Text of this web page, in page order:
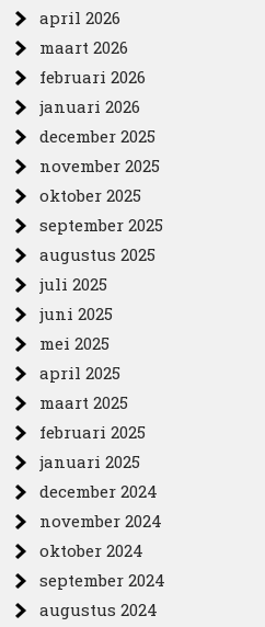
april 2026
maart 2026
februari 2026
januari 2026
december 2025
november 2025
oktober 2025
september 2025
augustus 2025
juli 2025
juni 2025
mei 2025
april 2025
maart 2025
februari 2025
januari 2025
december 2024
november 2024
oktober 2024
september 2024
augustus 2024